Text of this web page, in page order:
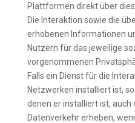
Plattformen direkt über
Die Interaktion sowie die
erhobenen Informationen
Nutzern für das jeweilige
vorgenommenen
Falls ein Dienst für die
Netzwerken installiert ist,
denen er installiert ist, auch
Datenverkehr erheben,